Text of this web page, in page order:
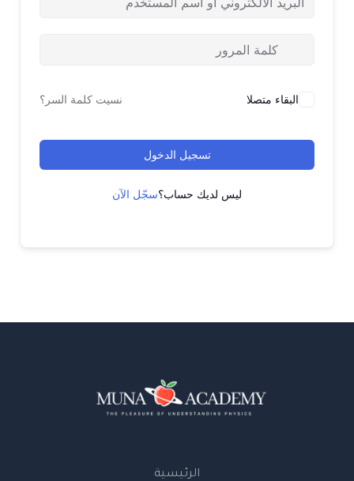
البقاء متصلا نسيت كلمة السر؟
تسجيل الدخول
ليس لديك حساب؟سجّل الآن
الرئيسية